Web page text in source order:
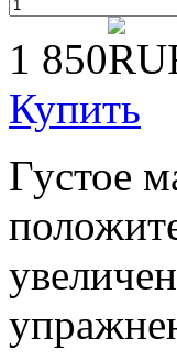
1 850
Купить
Густое